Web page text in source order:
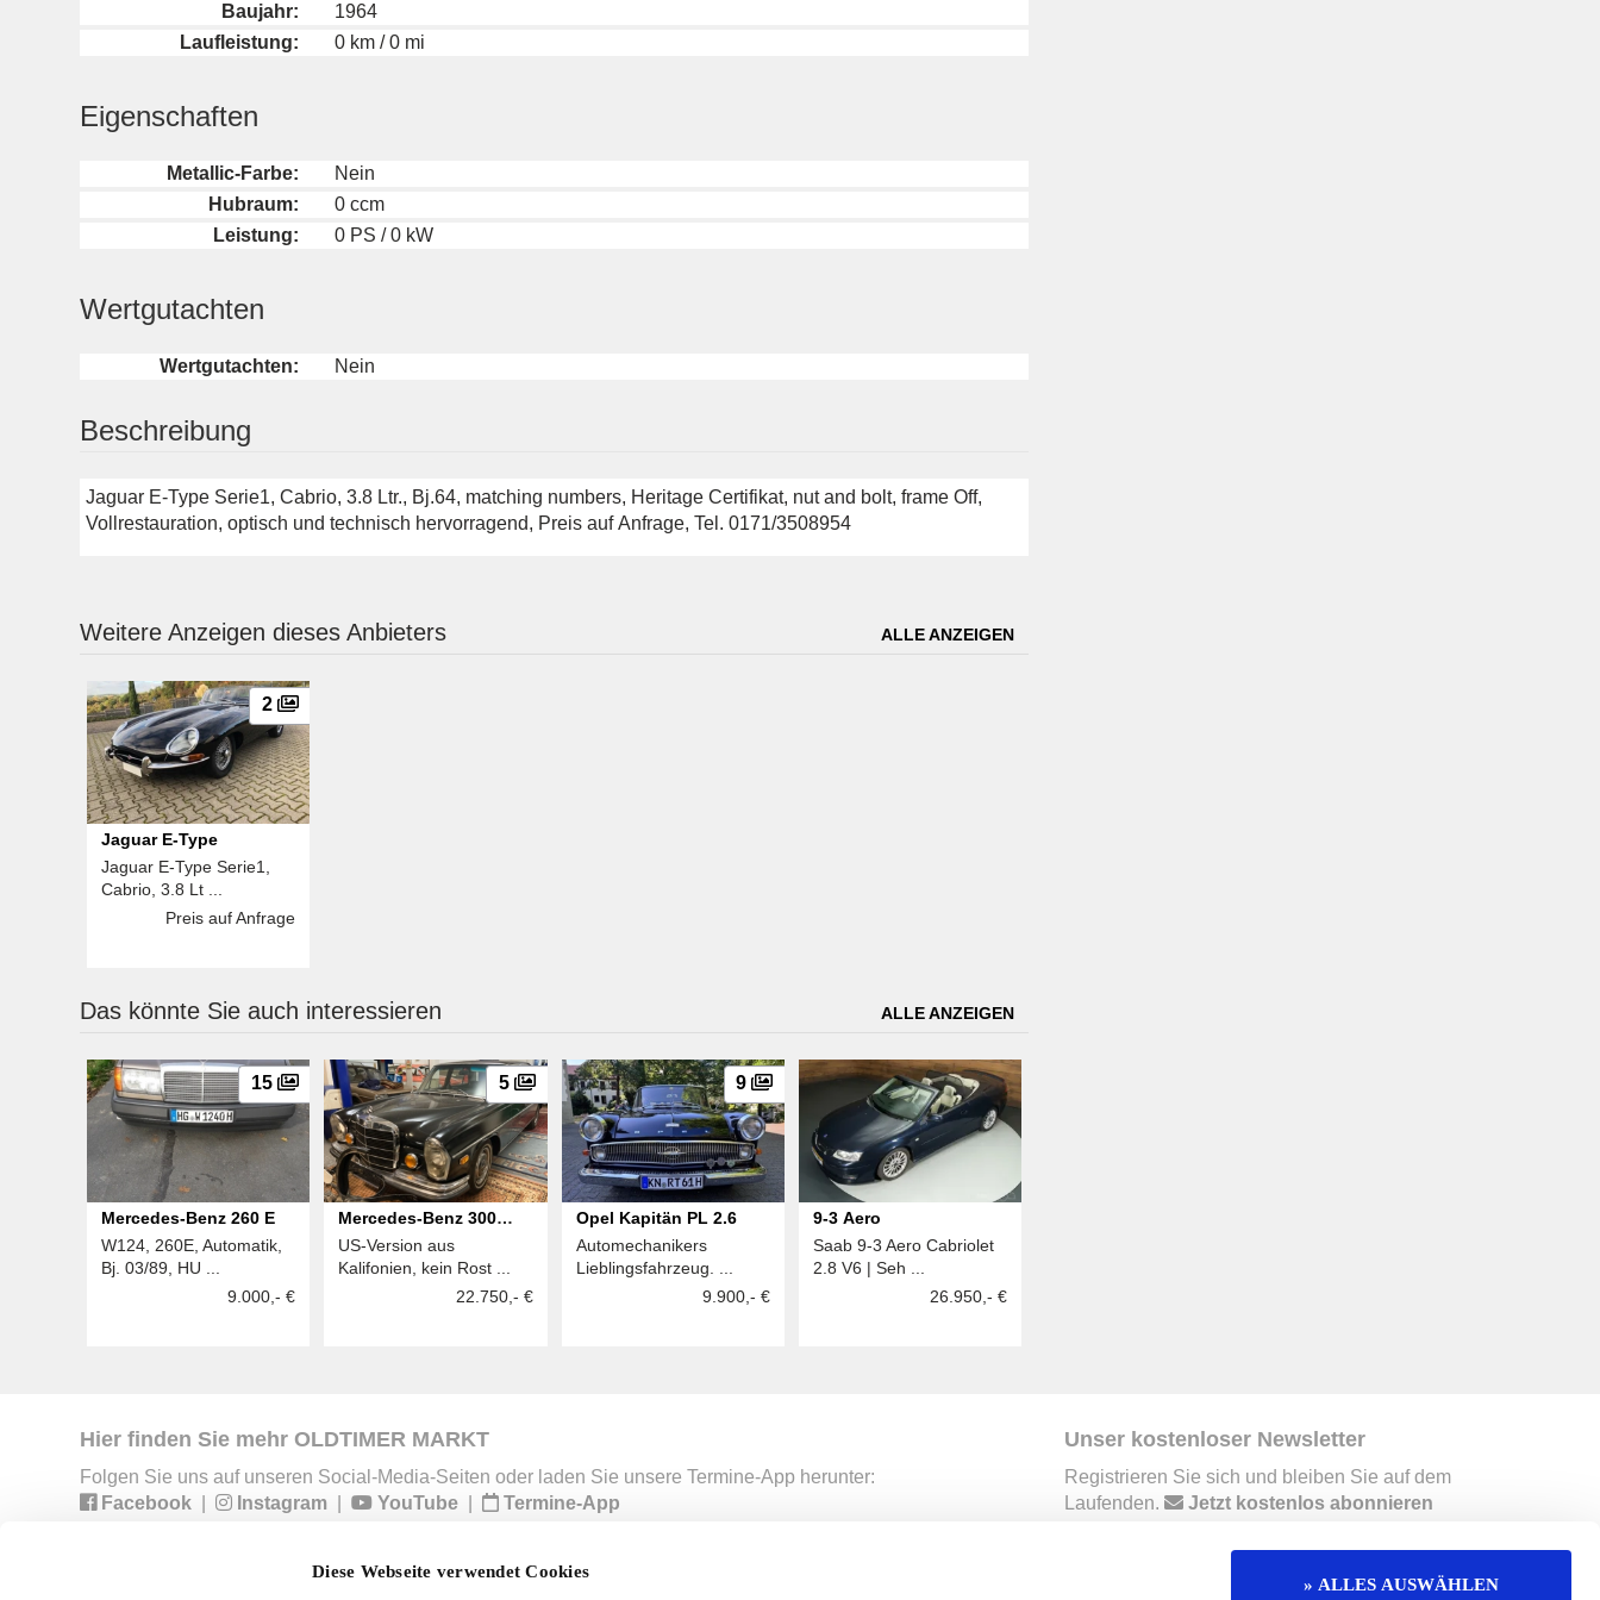
Diese Webseite verwendet Cookies
» ALLES AUSWÄHLEN
Baujahr:
1964
Laufleistung:
0 km / 0 mi
Eigenschaften
Metallic-Farbe:
Nein
Hubraum:
0 ccm
Leistung:
0 PS / 0 kW
Wertgutachten
Wertgutachten: Nein
Beschreibung
Jaguar E-Type Serie1, Cabrio, 3.8 Ltr., Bj.64, matching numbers, Heritage Certifikat, nut and bolt, frame Off,
Vollrestauration, optisch und technisch hervorragend, Preis auf Anfrage, Tel. 0171/3508954
Weitere Anzeigen dieses Anbieters ALLE ANZEIGEN
2
Jaguar E-Type
Jaguar E-Type Serie1,
Cabrio, 3.8 Lt ...
Preis auf Anfrage
Das könnte Sie auch interessieren ALLE ANZEIGEN
15
Mercedes-Benz 260 E
W124, 260E, Automatik,
Bj. 03/89, HU ...
9.000,- €
5
Mercedes-Benz 300
SEL
US-Version aus
Kalifonien, kein Rost ...
22.750,- €
9
Opel Kapitän PL 2.6
Automechanikers
Lieblingsfahrzeug. ...
9.900,- €
9-3 Aero
Saab 9-3 Aero Cabriolet
2.8 V6 | Seh ...
26.950,- €
Hier finden Sie mehr OLDTIMER MARKT
Folgen Sie uns auf unseren Social-Media-Seiten oder laden Sie unsere Termine-App herunter:
Facebook
Instagram YouTube Termine-App
Unser kostenloser Newsletter
Registrieren Sie sich und bleiben Sie auf dem
Laufenden.
Jetzt kostenlos abonnieren